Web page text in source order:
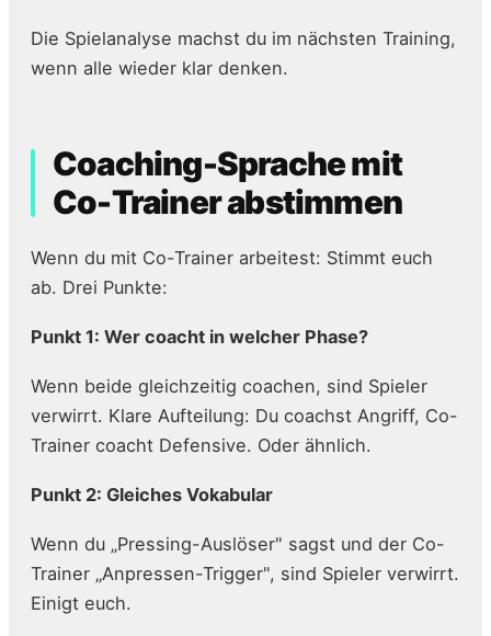
Die Spielanalyse machst du im nächsten Training,
wenn alle wieder klar denken.
Coaching-Sprache mit
Co-Trainer abstimmen
Wenn du mit Co-Trainer arbeitest: Stimmt euch
ab. Drei Punkte:
Punkt 1: Wer coacht in welcher Phase?
Wenn beide gleichzeitig coachen, sind Spieler
verwirrt. Klare Aufteilung: Du coachst Angriff, Co-
Trainer coacht Defensive. Oder ähnlich.
Punkt 2: Gleiches Vokabular
Wenn du „Pressing-Auslöser" sagst und der Co-
Trainer „Anpressen-Trigger", sind Spieler verwirrt.
Einigt euch.